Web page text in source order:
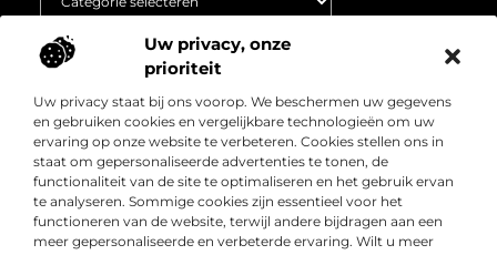
Uw privacy, onze
prioriteit
Uw privacy staat bij ons voorop. We beschermen uw gegevens
en gebruiken cookies en vergelijkbare technologieën om uw
ervaring op onze website te verbeteren. Cookies stellen ons in
staat om gepersonaliseerde advertenties te tonen, de
functionaliteit van de site te optimaliseren en het gebruik ervan
te analyseren. Sommige cookies zijn essentieel voor het
functioneren van de website, terwijl andere bijdragen aan een
meer gepersonaliseerde en verbeterde ervaring. Wilt u meer
Over
Bedrijf
” Het platform voor slimme inzichten en
conversieboosts “
Duik in waardevolle content, praktische strategieën en
inspirerende cases die jouw webshop naar een hoger
niveau tillen. Welkom bij Webshop-conversie.nl – jouw
bron voor resultaatgerichte kennis en online groei.
Onze informatie